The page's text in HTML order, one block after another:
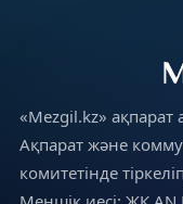
«Mezgil.kz» ақпарат
Ақпарат және
комитетінде